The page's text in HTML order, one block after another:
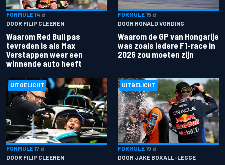
FORMULE 14 d
DOOR FILIP CLEEREN
Waarom Red Bull pas
tevreden is als Max
Verstappen weer een
winnende auto heeft
FORMULE 15 d
DOOR RONALD VORDING
Waarom de GP van Hongarije
was zoals iedere F1-race in
2026 zou moeten zijn
UITGELICHT
FORMULE 17 d
DOOR FILIP CLEEREN
UITGELICHT
FORMULE 19 d
DOOR JAKE BOXALL-LEGGE